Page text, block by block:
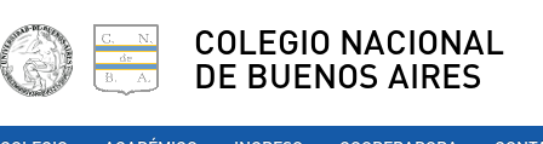
COLEGIO NACIONAL
DE BUENOS AIRES